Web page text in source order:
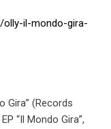
il-mondo-gira-
Gira” (Records
“Il Mondo Gira”,